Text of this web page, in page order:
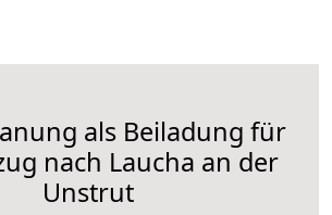
als Beiladung für
nach Laucha an der
Unstrut